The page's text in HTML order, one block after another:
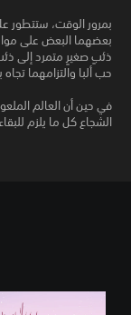
بمرور الوقت، ستتطور
بعضهما البعض على
ذئبٍ صغيرٍ متمرد إلى
حب ألبا والتزامهما
في حين أن العالم
الشجاع كل ما يلزم